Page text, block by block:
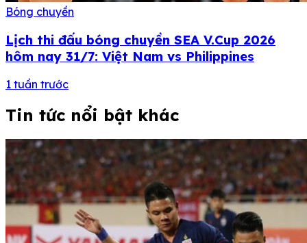
Bóng chuyền
Lịch thi đấu bóng chuyền SEA V.Cup 2026
hôm nay 31/7: Việt Nam vs Philippines
1 tuần trước
Tin tức nổi bật khác